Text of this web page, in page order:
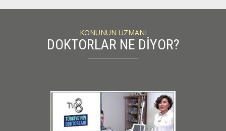
KONUNUN UZMANI
DOKTORLAR NE DİYOR?